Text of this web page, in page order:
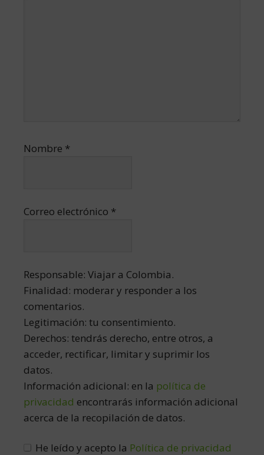
Nombre *
Correo electrónico *
Responsable: Viajar a Colombia.
Finalidad: moderar y responder a los
comentarios.
Legitimación: tu consentimiento.
Derechos: tendrás derecho, entre otros, a
acceder, rectificar, limitar y suprimir los
datos.
Información adicional: en la política de
privacidad encontrarás información adicional
acerca de la recopilación de datos.
He leído y acepto la Política de privacidad